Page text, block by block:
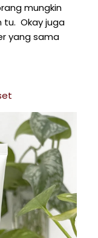
mungkin
tu. Okay juga
yang sama